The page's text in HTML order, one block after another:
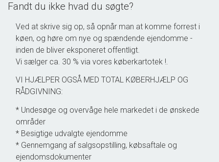
Fandt du ikke hvad du søgte?
Ved at skrive sig op, så opnår man at komme forrest i
køen, og høre om nye og spændende ejendomme -
inden de bliver eksponeret offentligt.
Vi sælger ca. 30 % via vores køberkartotek !.
VI HJÆLPER OGSÅ MED TOTAL KØBERHJÆLP OG
RÅDGIVNING:
* Undesøge og overvåge hele markedet i de ønskede
områder
* Besigtige udvalgte ejendomme
* Gennemgang af salgsopstilling, købsaftale og
ejendomsdokumenter